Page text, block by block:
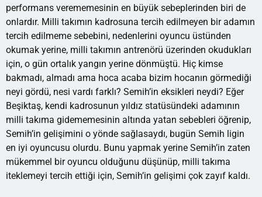
performans verememesinin en büyük sebeplerinden biri de
onlardır. Milli takımın kadrosuna tercih edilmeyen bir adamın
tercih edilmeme sebebini, nedenlerini oyuncu üstünden
okumak yerine, milli takımın antrenörü üzerinden okudukları
için, o gün ortalık yangın yerine dönmüştü. Hiç kimse
bakmadı, almadı ama hoca acaba bizim hocanın görmediği
neyi gördü, nesi vardı farklı? Semih’in eksikleri neydi? Eğer
Beşiktaş, kendi kadrosunun yıldız statüsündeki adamının
milli takıma gidememesinin altında yatan sebebleri öğrenip,
Semih’in gelişimini o yönde sağlasaydı, bugün Semih ligin
en iyi oyuncusu olurdu. Bunu yapmak yerine Semih’in zaten
mükemmel bir oyuncu olduğunu düşünüp, milli takıma
iteklemeyi tercih ettiği için, Semih’in gelişimi çok zayıf kaldı.